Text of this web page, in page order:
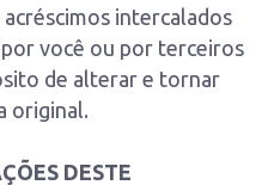
intercalados
você ou por terceiros
de alterar e tornar
original.
DESTE